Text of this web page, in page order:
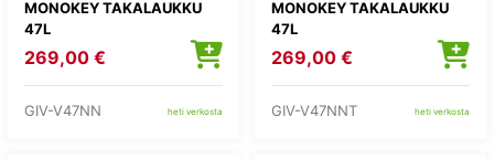
MONOKEY TAKALAUKKU
47L
269,00 €
GIV-V47NN heti verkosta
MONOKEY TAKALAUKKU
47L
269,00 €
GIV-V47NNT heti verkosta